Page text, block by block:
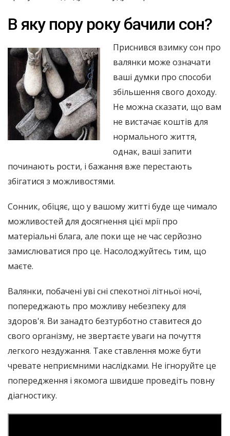
В яку пору року бачили сон?
Приснився взимку сон про
валянки може означати
ваші думки про способи
збільшення свого доходу.
Не можна сказати, що вам
не вистачає коштів для
нормального життя,
однак, ваші запити
починають рости, і бажання вже перестають
збігатися з можливостями.
Сонник, обіцяє, що у вашому житті буде ще чимало
можливостей для досягнення цієї мрії про
матеріальні блага, але поки ще не час серйозно
замислюватися про це. Насолоджуйтесь тим, що
маєте.
Валянки, побачені уві сні спекотної літньої ночі,
попереджають про можливу небезпеку для
здоров'я. Ви занадто безтурботно ставитеся до
свого організму, не звертаєте уваги на почуття
легкого нездужання. Таке ставлення може бути
чревате неприємними наслідками. Не ігноруйте це
попередження і якомога швидше проведіть повну
діагностику.